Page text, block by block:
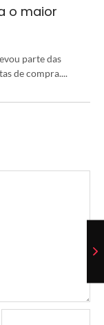
o maior
parte das
de compra....